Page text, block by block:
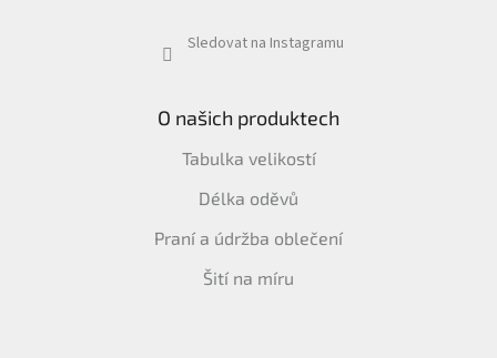
Sledovat na Instagramu
O našich produktech
Tabulka velikostí
Délka oděvů
Praní a údržba oblečení
Šití na míru